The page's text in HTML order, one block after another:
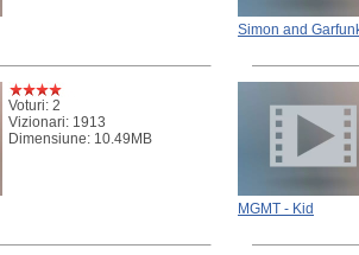
Simon and
Voturi: 2
Vizionari: 1913
Dimensiune: 10.49MB
MGMT - Kid